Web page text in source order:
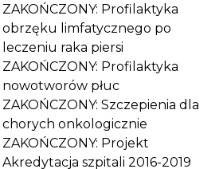
ZAKOŃCZONY: Profilaktyka
obrzęku limfatycznego po
leczeniu raka piersi
ZAKOŃCZONY: Profilaktyka
nowotworów płuc
ZAKOŃCZONY: Szczepienia dla
chorych onkologicznie
ZAKOŃCZONY: Projekt
Akredytacja szpitali 2016-2019